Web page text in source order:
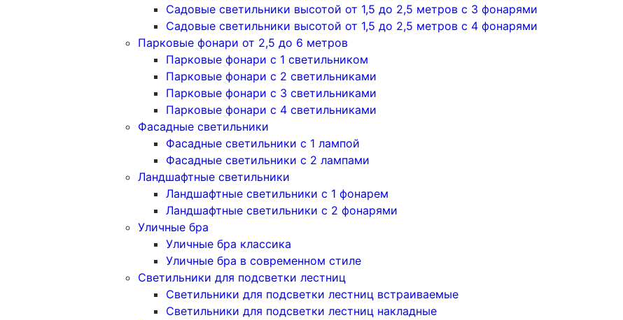
Садовые светильники высотой от 1,5 до 2,5 метров с 3 фонарями
Садовые светильники высотой от 1,5 до 2,5 метров с 4 фонарями
Парковые фонари от 2,5 до 6 метров
Парковые фонари с 1 светильником
Парковые фонари с 2 светильниками
Парковые фонари с 3 светильниками
Парковые фонари с 4 светильниками
Фасадные светильники
Фасадные светильники с 1 лампой
Фасадные светильники c 2 лампами
Ландшафтные светильники
Ландшафтные светильники с 1 фонарем
Ландшафтные светильники с 2 фонарями
Уличные бра
Уличные бра классика
Уличные бра в современном стиле
Светильники для подсветки лестниц
Светильники для подсветки лестниц встраиваемые
Светильники для подсветки лестниц накладные